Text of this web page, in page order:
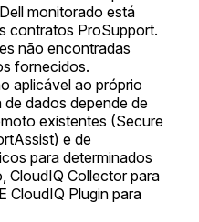
monitorado está
contratos ProSupport.
não encontradas
fornecidos.
aplicável ao próprio
dados depende de
existentes (Secure
e de
para determinados
CloudIQ Collector para
CloudIQ Plugin para